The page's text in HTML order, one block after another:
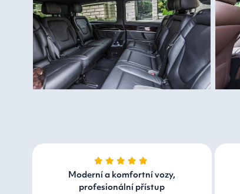
Moderní a komfortní vozy,
profesionální přístup